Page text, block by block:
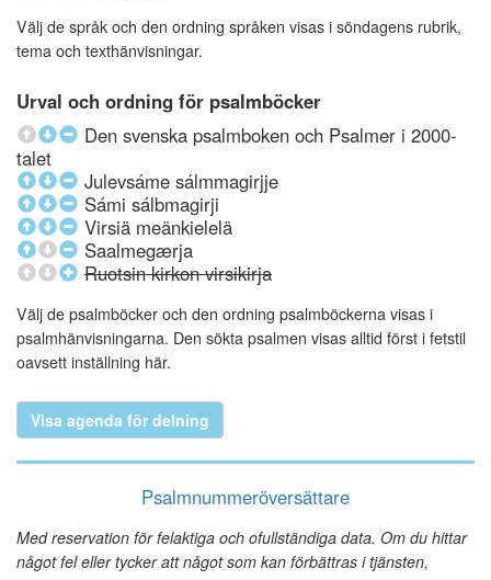
Välj de språk och den ordning språken visas i söndagens rubrik,
tema och texthänvisningar.
Urval och ordning för psalmböcker
Den svenska psalmboken och Psalmer i 2000-
talet
Julevsáme sálmmagirjje
Sámi sálbmagirji
Virsiä meänkielelä
Saalmegærja
Ruotsin kirkon virsikirja
Välj de psalmböcker och den ordning psalmböckerna visas i
psalmhänvisningarna. Den sökta psalmen visas alltid först i fetstil
oavsett inställning här.
Visa agenda för delning
Psalmnummeröversättare
Med reservation för felaktiga och ofullständiga data. Om du hittar
något fel eller tycker att något som kan förbättras i tjänsten,